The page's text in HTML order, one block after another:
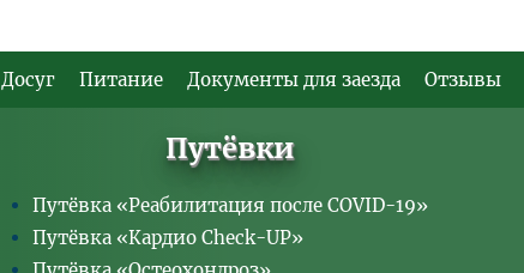
Досуг Питание Документы для заезда Отзывы
Путёвки
Путёвка «Реабилитация после COVID-19»
Путёвка «Кардио Check-UP»